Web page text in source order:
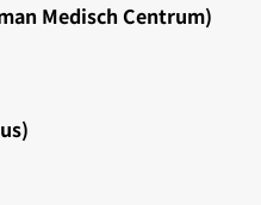
Medisch Centrum)